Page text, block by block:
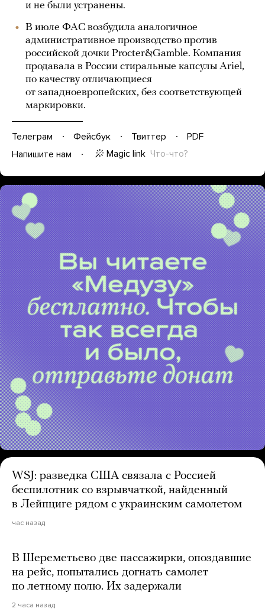
и не были устранены.
В июле ФАС возбудила аналогичное
административное производство против
российской дочки Procter&Gamble. Компания
продавала в России стиральные капсулы Ariel,
по качеству отличающиеся
от западноевропейских, без соответствующей
маркировки.
Телеграм Фейсбук Твиттер
PDF
Напишите нам
Magic link Что-что?
WSJ: разведка США связала с Россией
беспилотник со взрывчаткой, найденный
в Лейпциге рядом с украинским самолетом
час назад
В Шереметьево две пассажирки, опоздавшие
на рейс, попытались догнать самолет
по летному полю. Их задержали
2 часа назад